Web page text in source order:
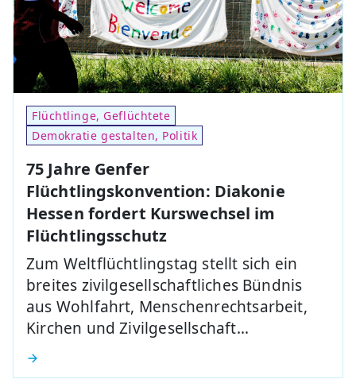
Flüchtlinge, Geflüchtete
Demokratie gestalten, Politik
75 Jahre Genfer
Flüchtlingskonvention: Diakonie
Hessen fordert Kurswechsel im
Flüchtlingsschutz
Zum Weltflüchtlingstag stellt sich ein
breites zivilgesellschaftliches Bündnis
aus Wohlfahrt, Menschenrechtsarbeit,
Kirchen und Zivilgesellschaft…